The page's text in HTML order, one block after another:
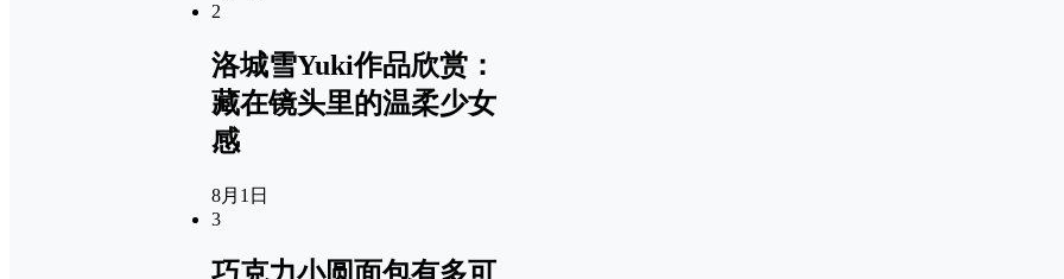
2
洛城雪Yuki作品欣赏：
藏在镜头里的温柔少女
感
8月1日
3